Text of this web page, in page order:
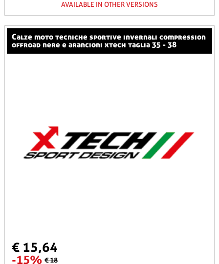
AVAILABLE IN OTHER VERSIONS
calze moto tecniche sportive invernali compression
offroad nere e arancioni xtech taglia 35 - 38
€ 15,64
-15% € 18